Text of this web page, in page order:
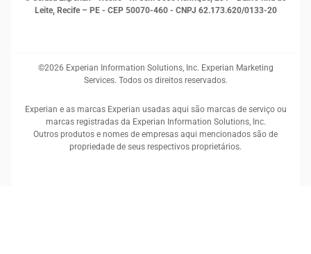
Leite, Recife – PE - CEP 50070-460 - CNPJ 62.173.620/0133-20
©2026 Experian Information Solutions, Inc. Experian Marketing
Services. Todos os direitos reservados.
Experian e as marcas Experian usadas aqui são marcas de serviço ou
marcas registradas da Experian Information Solutions, Inc.
Outros produtos e nomes de empresas aqui mencionados são de
propriedade de seus respectivos proprietários.